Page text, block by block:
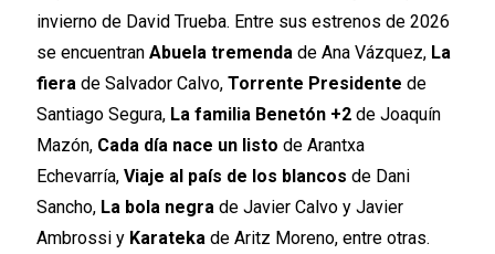
invierno de David Trueba. Entre sus estrenos de 2026
se encuentran Abuela tremenda de Ana Vázquez, La
fiera de Salvador Calvo, Torrente Presidente de
Santiago Segura, La familia Benetón +2 de Joaquín
Mazón, Cada día nace un listo de Arantxa
Echevarría, Viaje al país de los blancos de Dani
Sancho, La bola negra de Javier Calvo y Javier
Ambrossi y Karateka de Aritz Moreno, entre otras.